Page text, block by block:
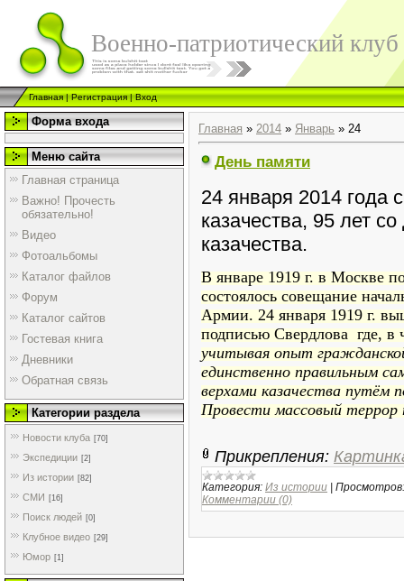
Военно-патриотический
Главная|Регистрация|Вход
Форма входа
Меню сайта
Главная страница
Важно! Прочесть
обязательно!
Видео
Фотоальбомы
Каталог файлов
Форум
Каталог сайтов
Гостевая книга
Дневники
Обратная связь
Категории раздела
Новости клуба [70]
Экспедиции [2]
Из истории [82]
СМИ [16]
Поиск людей [0]
Клубное видео [29]
Юмор [1]
Главная » 2014 » Январь » 24
День памяти
24 января 2014 года
казачества, 95 лет
казачества.
В январе1919 г. в Москве
состоялось совещание
Армии. 24 января1919 г.
подписью Свердлова где, в
учитывая опыт
единственно правильным
верхами казачества путём
Провести массовый
Прикрепления:
Категория: Из истории
Просмотров:
Комментарии (0)